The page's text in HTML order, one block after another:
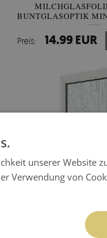
BUNTGLASOPTIK
LINIEN
Preis: 14.99 EUR
unserer Website
Verwendung von